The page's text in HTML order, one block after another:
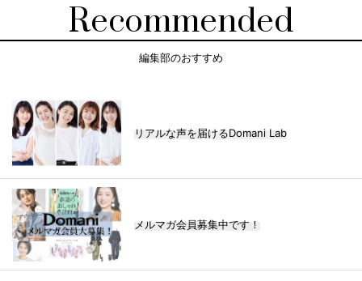
Recommended
編集部のおすすめ
リアルな声を届けるDomani Lab
メルマガ会員募集中です！